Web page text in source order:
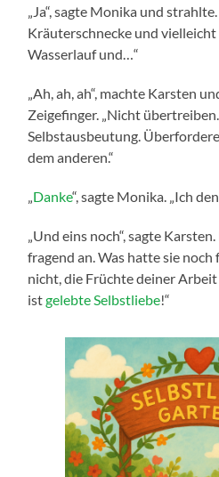
„Ja“, sagte Monika und
Kräuterschnecke und
Wasserlauf und…“
„Ah, ah, ah“, machte Karsten
Zeigefinger. „Nicht
Selbstausbeutung.
dem anderen.“
„Danke“, sagte Monika. „Ich
„Und eins noch“, sagte
fragend an. Was hatte sie noch
nicht, die Früchte deiner
istgelebte Selbstliebe!“